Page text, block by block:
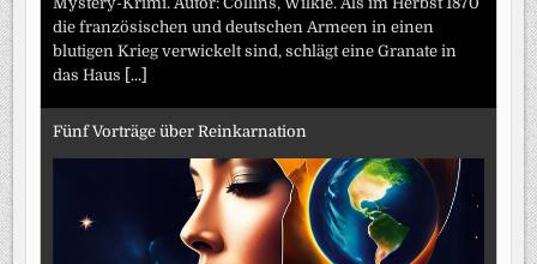
die französischen und deutschen Armeen in einen
blutigen Krieg verwickelt sind, schlägt eine Granate in
das Haus [...]
Fünf Vorträge über Reinkarnation